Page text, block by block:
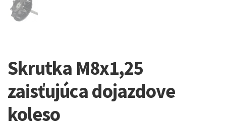
Skrutka M8x1,25
zaisťujúca dojazdove
koleso